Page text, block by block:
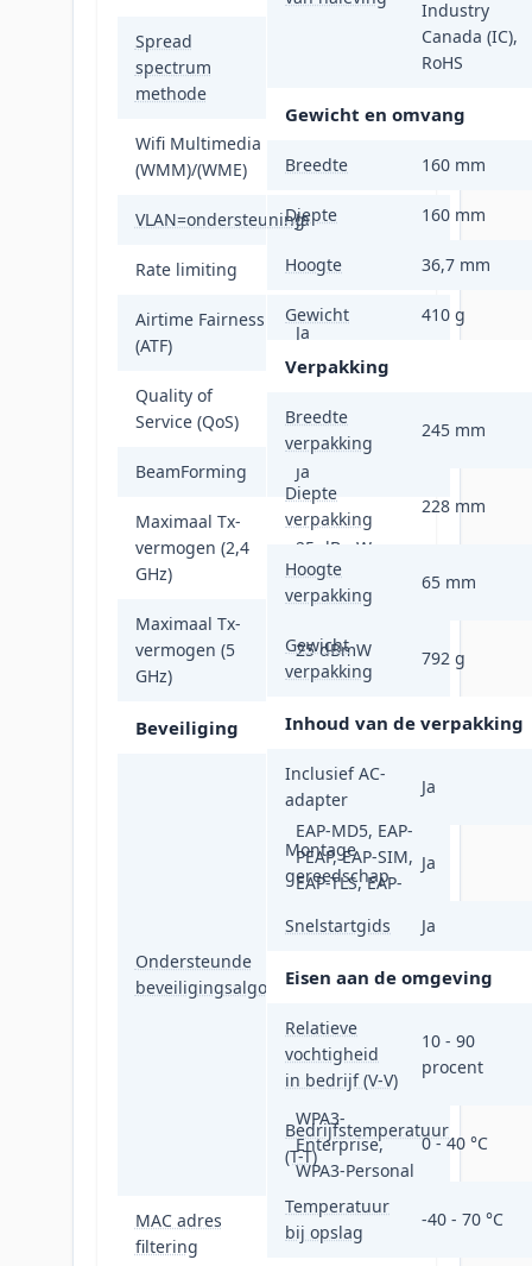
Spread
spectrum
methode
Wifi Multimedia
(WMM)/(WME)
Ja
VLAN=ondersteuningJa
Rate limiting Ja
Airtime Fairness
(ATF)
Ja
Quality of
Service (QoS)
Ja
BeamForming Ja
Maximaal Tx-
vermogen (2,4
GHz)
25 dBmW
Maximaal Tx-
vermogen (5
GHz)
25 dBmW
Beveiliging
Ondersteunde
beveiligingsalgoritmen
EAP-AKA, EAP-
FAST, EAP-GTC,
EAP-MD5, EAP-
PEAP, EAP-SIM,
EAP-TLS, EAP-
SNMP, SNMPv2,
SSID, WPA-
Personal, WPA2-
Enterprise,
WPA2-Personal,
WPA3-
Enterprise,
WPA3-Personal
MAC adres
filtering
Ja
Industry
Canada (IC),
RoHS
Gewicht en omvang
Breedte 160 mm
Diepte 160 mm
Hoogte 36,7 mm
Gewicht 410 g
Verpakking
Breedte
verpakking
245 mm
Diepte
verpakking
228 mm
Hoogte
verpakking
65 mm
Gewicht
verpakking
792 g
Inhoud van de verpakking
Inclusief AC-
adapter
Ja
Montage
gereedschap
Ja
Snelstartgids Ja
Eisen aan de omgeving
Relatieve
vochtigheid
in bedrijf (V-V)
10 - 90
procent
Bedrijfstemperatuur
(T-T)
0 - 40 °C
Temperatuur
bij opslag
-40 - 70 °C